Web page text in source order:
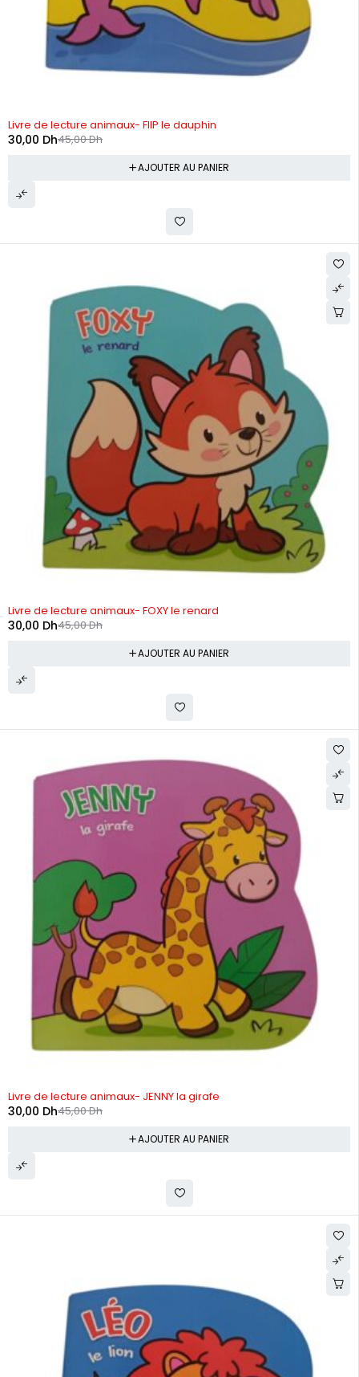
Livre de lecture animaux- FlIP le dauphin
45,00Dh
30,00 Dh
AJOUTER AU PANIER
Livre de lecture animaux- FOXY le renard
45,00Dh
30,00 Dh
AJOUTER AU PANIER
Livre de lecture animaux- JENNY la girafe
45,00Dh
30,00 Dh
AJOUTER AU PANIER